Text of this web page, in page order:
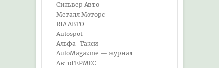
Сильвер Авто
Металл Моторс
RIA АВТО
Autospot
Альфа-Такси
AutoMagazine — журнал
АвтоГЕРМЕС